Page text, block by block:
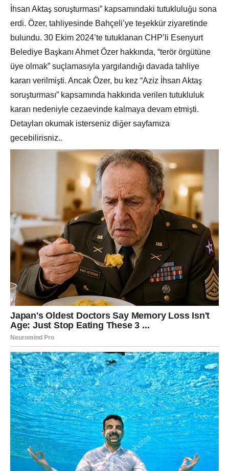
İhsan Aktaş soruşturması” kapsamındaki tutukluluğu sona
erdi. Özer, tahliyesinde Bahçeli’ye teşekkür ziyaretinde
bulundu. 30 Ekim 2024’te tutuklanan CHP’li Esenyurt
Belediye Başkanı Ahmet Özer hakkında, “terör örgütüne
üye olmak” suçlamasıyla yargılandığı davada tahliye
kararı verilmişti. Ancak Özer, bu kez “Aziz İhsan Aktaş
soruşturması” kapsamında hakkında verilen tutukluluk
kararı nedeniyle cezaevinde kalmaya devam etmişti.
Detayları okumak isterseniz diğer sayfamıza
gecebilirisniz..